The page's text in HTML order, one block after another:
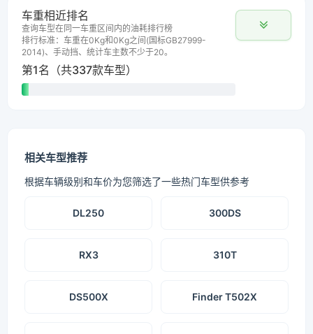
车重相近排名
查询车型在同一车重区间内的油耗排行榜
排行标准：车重在0Kg和0Kg之间(国标GB27999-
2014)、手动挡、统计车主数不少于20。
第1名（共337款车型）
相关车型推荐
根据车辆级别和车价为您筛选了一些热门车型供参考
DL250 300DS
RX3 310T
DS500X Finder T502X